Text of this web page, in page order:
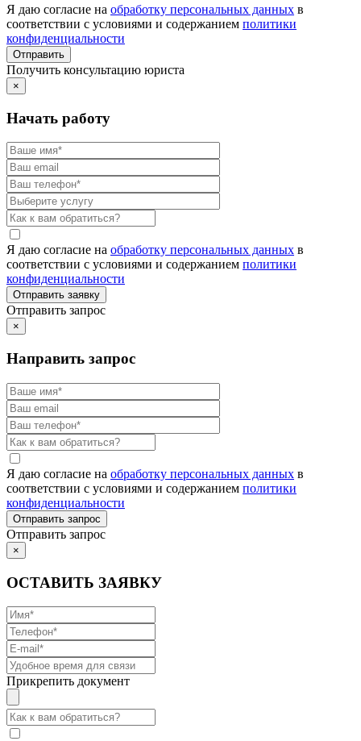
Я даю согласие на обработку персональных данных в
соответствии с условиями и содержанием политики
конфиденциальности
Получить консультацию юриста
×
Начать работу
Я даю согласие на обработку персональных данных в
соответствии с условиями и содержанием политики
конфиденциальности
Отправить запрос
×
Направить запрос
Я даю согласие на обработку персональных данных в
соответствии с условиями и содержанием политики
конфиденциальности
Отправить запрос
×
ОСТАВИТЬ ЗАЯВКУ
Прикрепить документ